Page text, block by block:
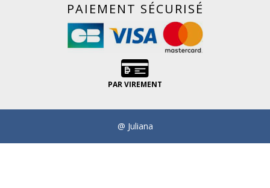
PAIEMENT SÉCURISÉ
PAR VIREMENT
@ Juliana